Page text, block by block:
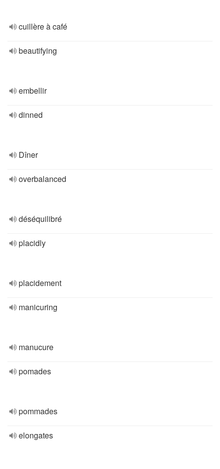
cuillère à café
beautifying
embellir
dinned
Dîner
overbalanced
déséquilibré
placidly
placidement
manicuring
manucure
pomades
pommades
elongates